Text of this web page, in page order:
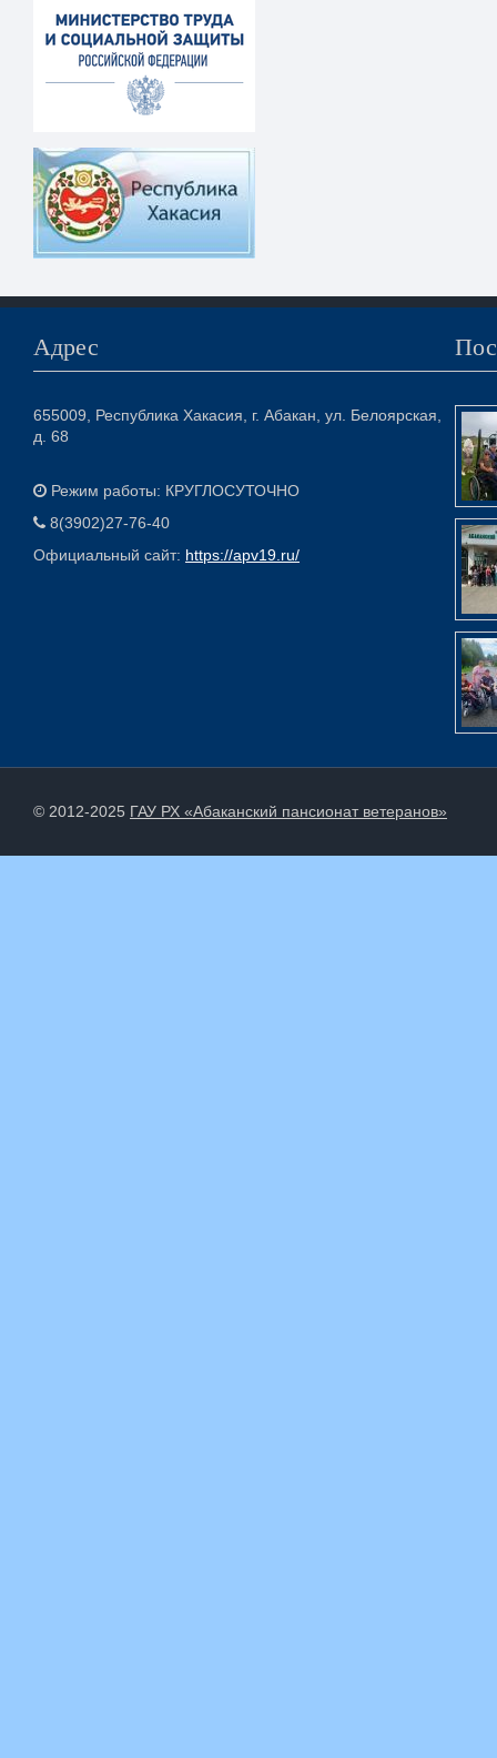
Адрес
655009, Республика Хакасия, г. Абакан, ул. Белоярская,
д. 68
Режим работы: КРУГЛОСУТОЧНО
8(3902)27-76-40
Официальный сайт: https://apv19.ru/
© 2012-2025 ГАУ РХ «Абаканский пансионат ветеранов»